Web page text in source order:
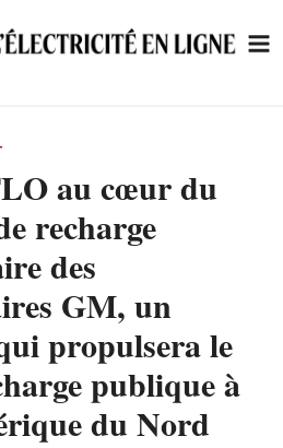
au cœur du
recharge
des
GM, un
propulsera le
publique à
du Nord